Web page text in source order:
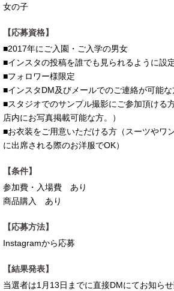
女の子
【応募資格】
■2017年にご入園・ご入学の男女
■インスタの投稿を誰でも見られるように設
■フォロワー様限定
■インスタDM及びメールでのご連絡が可能な
■スタジオでのサンプル撮影にご参加頂ける
店内にお写真掲載可能な方。）
■お衣装をご用意いただける方（スーツやワ
に出席される際のお洋服でOK）
【条件】
参加費・入場費 あり
商品購入 あり
【応募方法】
Instagramから応募
【結果発表】
当選者は1月13日までに直接DMにてお知らせ